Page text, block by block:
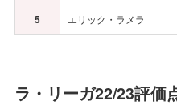
5 エリック・ラメラ
ラ・リーガ22/23評価